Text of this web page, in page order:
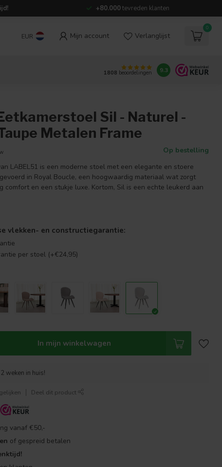
+80.000tevreden klanten
EUR Mijn account Verlanglijst
0
1808 beoordelingen 9.3
Sil - Naturel -
Metalen Frame
Op bestelling
LABEL51 is een moderne stoel met een elegante en stoere
in Royal Boucle, een hoogwaardig materiaal wat zorgt
comfort en een stukje luxe. Kortom, Sil is een echte leukerd aan
vlekken- en constructiegarantie:
per stoel (+€24,95)
In mijn winkelwagen
weken in huis!
Deel dit product
vanaf €50,-
of gespreid betalen